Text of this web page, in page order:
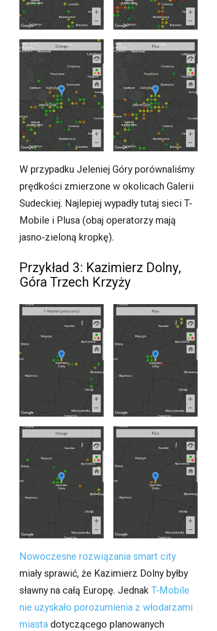
W przypadku Jeleniej Góry porównaliśmy
prędkości zmierzone w okolicach Galerii
Sudeckiej. Najlepiej wypadły tutaj sieci T-
Mobile i Plusa (obaj operatorzy mają
jasno-zieloną kropkę).
Przykład 3: Kazimierz Dolny,
Góra Trzech Krzyży
Nowoczesne rozwiązania smart city
miały sprawić, że Kazimierz Dolny byłby
sławny na całą Europę. JednakT-Mobile
nie uzyskało porozumienia z włodarzami
miasta dotyczącego planowanych